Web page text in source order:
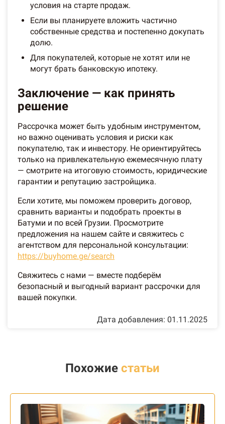
условия на старте продаж.
Если вы планируете вложить частично
собственные средства и постепенно докупать
долю.
Для покупателей, которые не хотят или не
могут брать банковскую ипотеку.
Заключение — как принять
решение
Рассрочка может быть удобным инструментом,
но важно оценивать условия и риски как
покупателю, так и инвестору. Не ориентируйтесь
только на привлекательную ежемесячную плату
— смотрите на итоговую стоимость, юридические
гарантии и репутацию застройщика.
Если хотите, мы поможем проверить договор,
сравнить варианты и подобрать проекты в
Батуми и по всей Грузии. Просмотрите
предложения на нашем сайте и свяжитесь с
агентством для персональной консультации:
https://buyhome.ge/search
Свяжитесь с нами — вместе подберём
безопасный и выгодный вариант рассрочки для
вашей покупки.
Дата добавления: 01.11.2025
Похожие статьи